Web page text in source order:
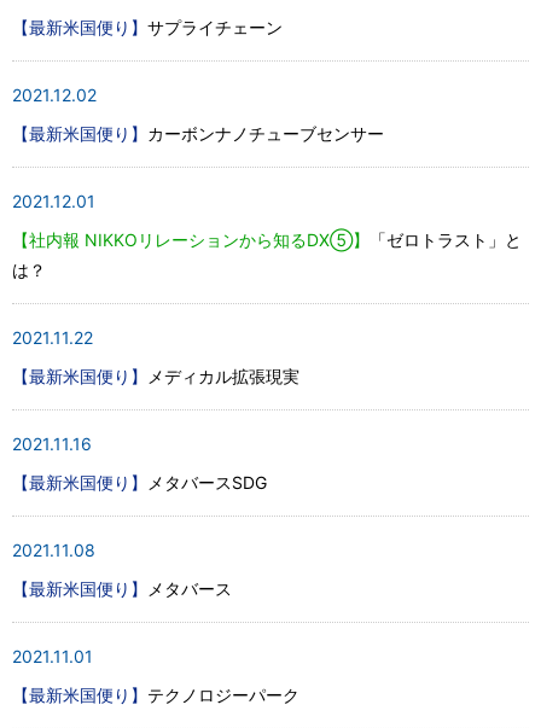
【最新米国便り】 サプライチェーン
2021.12.02
【最新米国便り】 カーボンナノチューブセンサー
2021.12.01
【社内報 NIKKOリレーションから知るDX⑤】
「ゼロトラスト」と
は？
2021.11.22
【最新米国便り】
メディカル拡張現実
2021.11.16
【最新米国便り】
メタバースSDG
2021.11.08
【最新米国便り】
メタバース
2021.11.01
【最新米国便り】 テクノロジーパーク